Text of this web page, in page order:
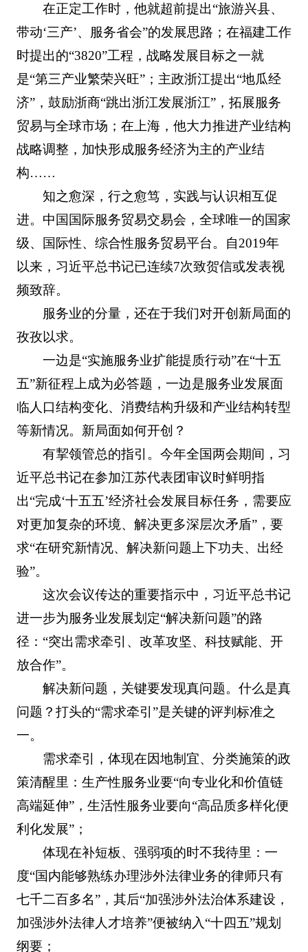
在正定工作时，他就超前提出“旅游兴县、
带动‘三产’、服务省会”的发展思路；在福建工作
时提出的“3820”工程，战略发展目标之一就
是“第三产业繁荣兴旺”；主政浙江提出“地瓜经
济”，鼓励浙商“跳出浙江发展浙江”，拓展服务
贸易与全球市场；在上海，他大力推进产业结构
战略调整，加快形成服务经济为主的产业结
构……
知之愈深，行之愈笃，实践与认识相互促
进。中国国际服务贸易交易会，全球唯一的国家
级、国际性、综合性服务贸易平台。自2019年
以来，习近平总书记已连续7次致贺信或发表视
频致辞。
服务业的分量，还在于我们对开创新局面的
孜孜以求。
一边是“实施服务业扩能提质行动”在“十五
五”新征程上成为必答题，一边是服务业发展面
临人口结构变化、消费结构升级和产业结构转型
等新情况。新局面如何开创？
有挈领管总的指引。今年全国两会期间，习
近平总书记在参加江苏代表团审议时鲜明指
出“完成‘十五五’经济社会发展目标任务，需要应
对更加复杂的环境、解决更多深层次矛盾”，要
求“在研究新情况、解决新问题上下功夫、出经
验”。
这次会议传达的重要指示中，习近平总书记
进一步为服务业发展划定“解决新问题”的路
径：“突出需求牵引、改革攻坚、科技赋能、开
放合作”。
解决新问题，关键要发现真问题。什么是真
问题？打头的“需求牵引”是关键的评判标准之
一。
需求牵引，体现在因地制宜、分类施策的政
策清醒里：生产性服务业要“向专业化和价值链
高端延伸”，生活性服务业要向“高品质多样化便
利化发展”；
体现在补短板、强弱项的时不我待里：一
度“国内能够熟练办理涉外法律业务的律师只有
七千二百多名”，其后“加强涉外法治体系建设，
加强涉外法律人才培养”便被纳入“十四五”规划
纲要；